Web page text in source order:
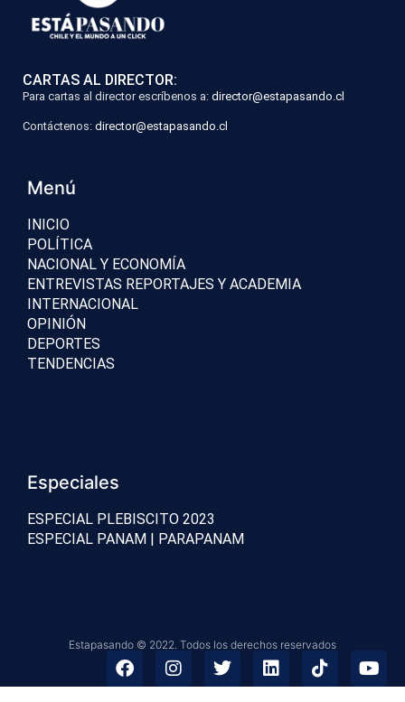
CARTAS AL DIRECTOR:
Para cartas al director escríbenos a: director@estapasando.cl
Contáctenos: director@estapasando.cl
Menú
INICIO
POLÍTICA
NACIONAL Y ECONOMÍA
ENTREVISTAS REPORTAJES Y ACADEMIA
INTERNACIONAL
OPINIÓN
DEPORTES
TENDENCIAS
Especiales
ESPECIAL PLEBISCITO 2023
ESPECIAL PANAM | PARAPANAM
Estapasando © 2022. Todos los derechos reservados